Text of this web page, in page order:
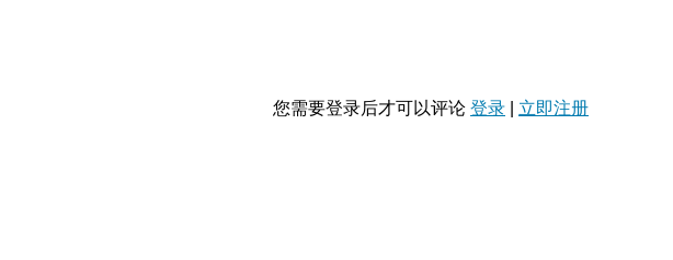
您需要登录后才可以评论 登录 立即注册